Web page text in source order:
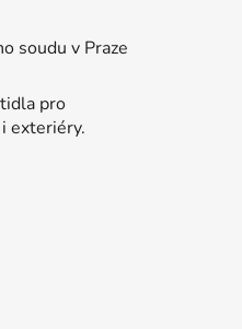
soudu v Praze
pro
exteriéry.